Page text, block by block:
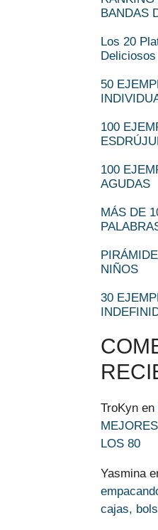
BANDAS
Los 20
Deliciosos
50
100
100
AGUDAS
MÁS DE
NIÑOS
30
TroKyn en
LOS 80
Yasmina
cajas,